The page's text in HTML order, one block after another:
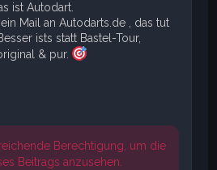
ist Autodart.
Mail an Autodarts.de , das tut
ists statt Bastel-Tour,
& pur.
Berechtigung, um die
Beitrags anzusehen.